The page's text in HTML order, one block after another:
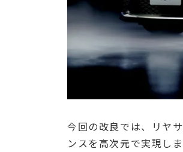
今回の改良では、リヤ
ンスを高次元で実現しま